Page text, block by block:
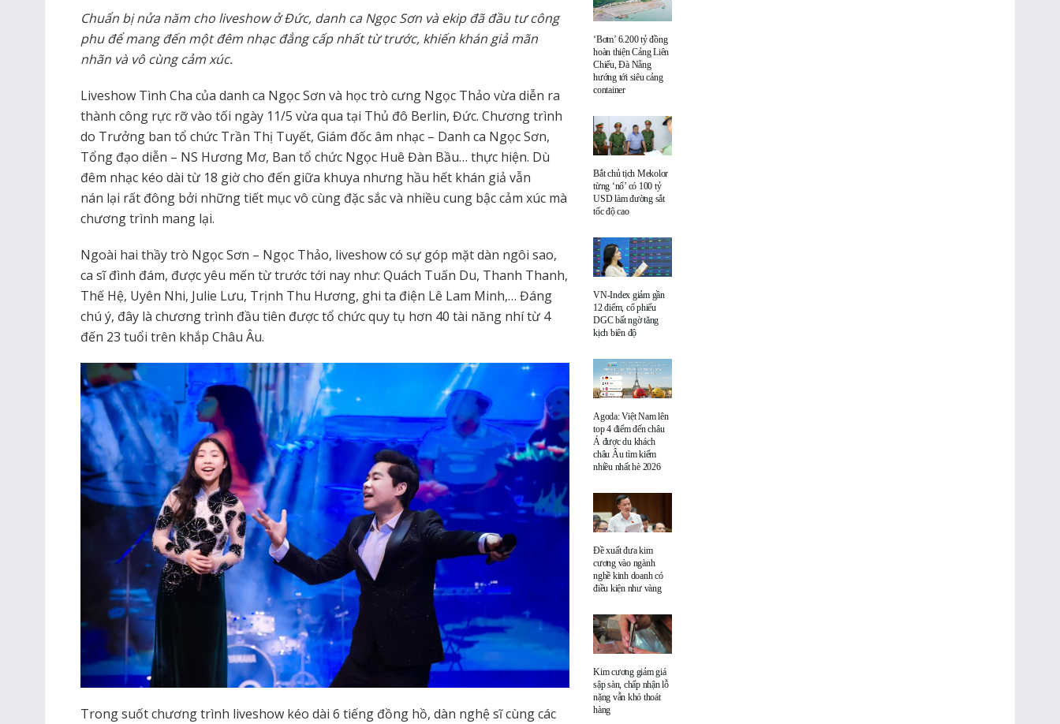
Chuẩn bị nửa năm cho liveshow ở Đức, danh ca Ngọc Sơn và ekip đãđầu tư công
phu đểmang đến một đêm nhạc đẳng cấp nhất từ trước, khiến khán giảmãn
nhãn và vô cùng cảm xúc.
Liveshow Tình Cha của danh ca Ngọc Sơn và học trò cưng Ngọc Thảo vừa diễn ra
thành công rực rỡ vào tối ngày 11/5 vừa qua tại Thủ đô Berlin, Đức. Chương trình
do Trưởng ban tổ chức Trần Thị Tuyết, Giám đốc âm nhạc – Danh ca Ngọc Sơn,
Tổng đạo diễn – NS Hương Mơ, Ban tổ chức Ngọc Huê Đàn Bầu… thực hiện. Dù
đêm nhạc kéo dài từ 18 giờ cho đến giữa khuya nhưng hầu hết khán giả vẫn
nán lại rất đông bởi những tiết mục vô cùng đặc sắc và nhiều cung bậc cảm xúc mà
chương trình mang lại.
Ngoài hai thầy trò Ngọc Sơn – Ngọc Thảo, liveshow có sự góp mặt dàn ngôi sao,
ca sĩ đình đám, được yêu mến từ trước tới nay như: Quách Tuấn Du, Thanh Thanh,
Thế Hệ, Uyên Nhi, Julie Lưu, Trịnh Thu Hương, ghi ta điện Lê Lam Minh,… Đáng
chú ý, đây là chương trình đầu tiên được tổ chức quy tụ hơn 40 tài năng nhí từ 4
đến 23 tuổi trên khắp Châu Âu.
Trong suốt chương trình liveshow kéo dài 6 tiếng đồng hồ, dàn nghệ sĩ cùng các
‘Bơm’ 6.200 tỷ đồng
hoàn thiện Cảng Liên
Chiểu, Đà Nẵng
hướng tới siêu cảng
container
Bắt chủ tịch Mekolor
từng ‘nổ’ có 100 tỷ
USD làm đường sắt
tốc độ cao
VN-Index giảm gần
12 điểm, cổ phiếu
DGC bất ngờ tăng
kịch biên độ
Agoda: Việt Nam lên
top 4 điểm đến châu
Á được du khách
châu Âu tìm kiếm
nhiều nhất hè 2026
Đề xuất đưa kim
cương vào ngành
nghề kinh doanh có
điều kiện như vàng
Kim cương giảm giá
sập sàn, chấp nhận lỗ
nặng vẫn khó thoát
hàng